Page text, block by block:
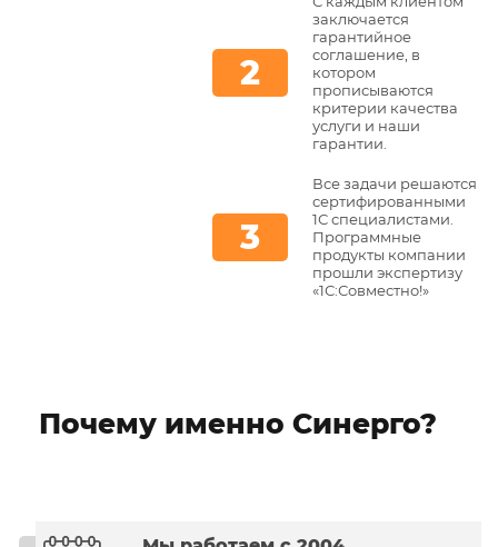
заключается
гарантийное
соглашение, в
котором
прописываются
критерии качества
услуги и наши
гарантии.
Все задачи решаются
сертифированными
1С специалистами.
Программные
продукты компании
прошли экспертизу
«1С:Совместно!»
Почему именно Синерго?